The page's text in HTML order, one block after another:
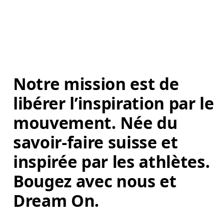
Notre mission est de
libérer l’inspiration par le
mouvement. Née du
savoir-faire suisse et
inspirée par les athlètes.
Bougez avec nous et
Dream On.